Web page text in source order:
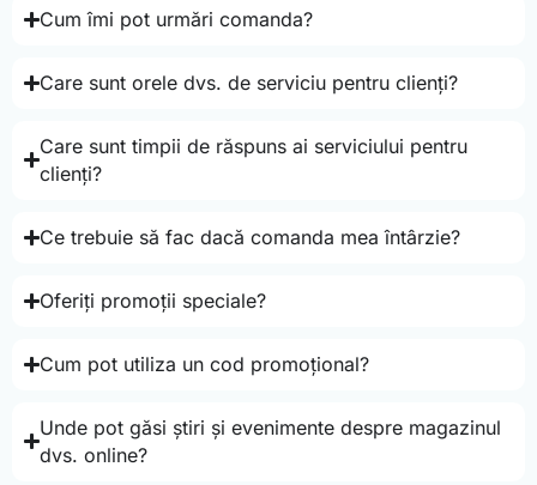
Cum îmi pot urmări comanda?
Care sunt orele dvs. de serviciu pentru clienți?
Care sunt timpii de răspuns ai serviciului pentru
clienți?
Ce trebuie să fac dacă comanda mea întârzie?
Oferiți promoții speciale?
Cum pot utiliza un cod promoțional?
Unde pot găsi știri și evenimente despre magazinul
dvs. online?